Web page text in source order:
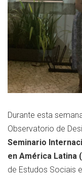
Durante esta
Observatorio de
Seminario
en América Latina
de Estudos Sociais